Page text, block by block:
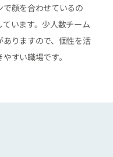
顔を合わせているの
います。少人数チーム
りますので、個性を活
すい職場です。